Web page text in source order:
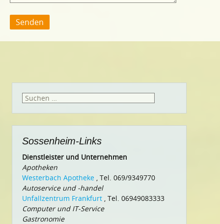
Suchen
Sossenheim-Links
Dienstleister und Unternehmen
Apotheken
Westerbach Apotheke , Tel. 069/9349770
Autoservice und -handel
Unfallzentrum Frankfurt , Tel. 06949083333
Computer und IT-Service
Gastronomie